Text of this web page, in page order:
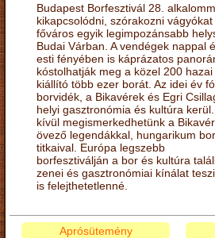
Budapest Borfesztivál 28.
kikapcsolódni, szórakozni vágyókat
főváros egyik legimpozánsabb
Budai Várban. A vendégek nappal
esti fényében is káprázatos
kóstolhatják meg a közel 200
kiállító több ezer borát. Az idei év
borvidék, a Bikavérek és Egri
helyi gasztronómia és kultúra
kívül megismerkedhetünk a
övező legendákkal, hungarikum
titkaival. Európa legszebb
borfesztiválján a bor és kultúra
zenei és gasztronómiai kínálat
is felejthetetlenné.
Aprósütemény